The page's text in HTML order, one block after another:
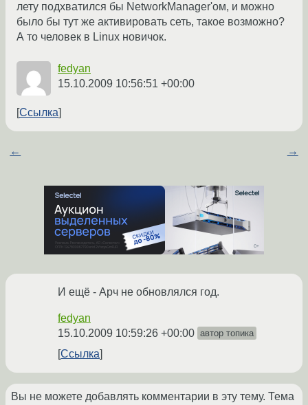
лету подхватился бы NetworkManager'ом, и можно
было бы тут же активировать сеть, такое возможно?
А то человек в Linux новичок.
fedyan
15.10.2009 10:56:51 +00:00
Ссылка
← →
И ещё - Арч не обновлялся год.
fedyan
15.10.2009 10:59:26 +00:00 автор топика
Ссылка
Вы не можете добавлять комментарии в эту тему. Тема